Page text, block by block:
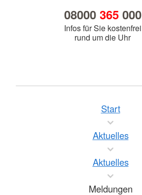
08000 365000
Infos für Sie kostenfrei
rund um die Uhr
Start
Aktuelles
Aktuelles
Meldungen